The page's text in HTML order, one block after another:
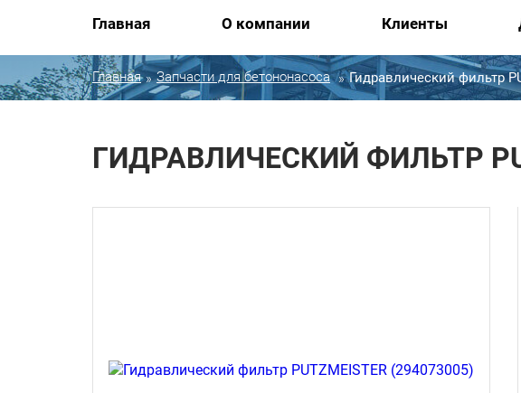
Главная О компании Клиенты
Главная » Запчасти для бетононасоса » Гидравлический фильтр
ГИДРАВЛИЧЕСКИЙ ФИЛЬТР